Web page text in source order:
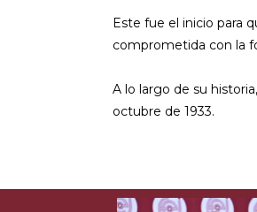
Este fue el inicio para
comprometida con la
A lo largo de su
octubre de 1933.